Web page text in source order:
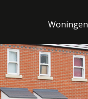
Woningen